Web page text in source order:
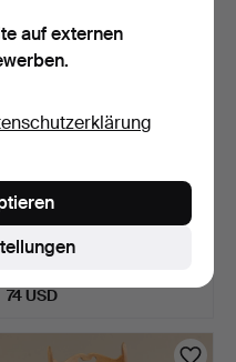
BÜROSTUHL, Schoun
Andersen möbelfabrik, Dä…
6 Tage
74 USD
auf externen